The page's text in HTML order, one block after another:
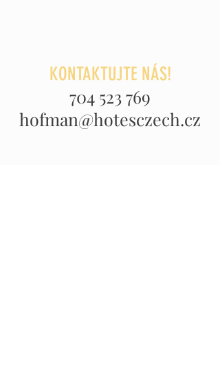
704 523 769
hofman@hotesczech.cz
KONTAKTUJTE NÁS!